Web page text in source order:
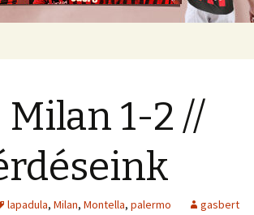
1-2 //
lapadula, Milan, Montella, palermo gasbert